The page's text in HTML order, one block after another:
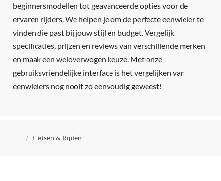
beginnersmodellen tot geavanceerde opties voor de
ervaren rijders. We helpen je om de perfecte eenwieler te
vinden die past bij jouw stijl en budget. Vergelijk
specificaties, prijzen en reviews van verschillende merken
en maak een weloverwogen keuze. Met onze
gebruiksvriendelijke interface is het vergelijken van
eenwielers nog nooit zo eenvoudig geweest!
Kruimelpad
Fietsen & Rijden